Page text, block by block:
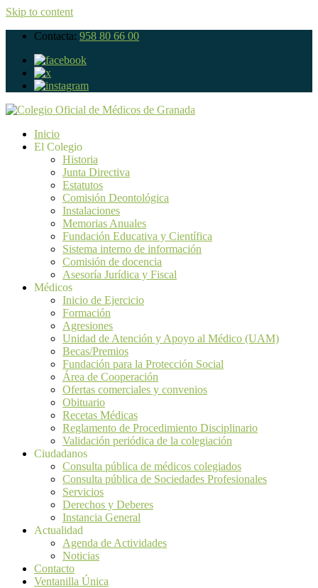
Skip to content
Contacta: 958 80 66 00
Inicio
El Colegio
Historia
Junta Directiva
Estatutos
Comisión Deontológica
Instalaciones
Memorias Anuales
Fundación Educativa y Científica
Sistema interno de información
Comisión de docencia
Asesoría Jurídica y Fiscal
Médicos
Inicio de Ejercicio
Formación
Agresiones
Unidad de Atención y Apoyo al Médico (UAM)
Becas/Premios
Fundación para la Protección Social
Área de Cooperación
Ofertas comerciales y convenios
Obituario
Recetas Médicas
Reglamento de Procedimiento Disciplinario
Validación periódica de la colegiación
Ciudadanos
Consulta pública de médicos colegiados
Consulta pública de Sociedades Profesionales
Servicios
Derechos y Deberes
Instancia General
Actualidad
Agenda de Actividades
Noticias
Contacto
Ventanilla Única